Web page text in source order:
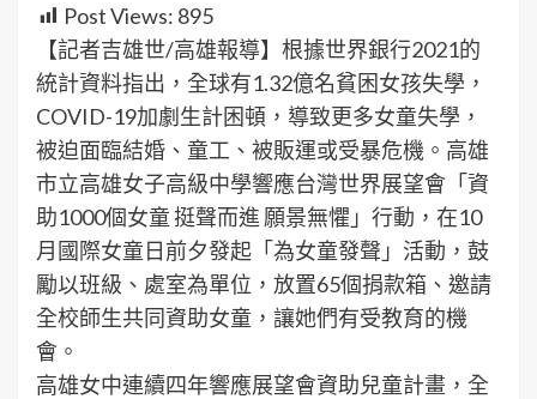
Post Views: 895
【記者吉雄世/高雄報導】根據世界銀行2021的
統計資料指出，全球有1.32億名貧困女孩失學，
COVID-19加劇生計困頓，導致更多女童失學，
被迫面臨結婚、童工、被販運或受暴危機。高雄
市立高雄女子高級中學響應台灣世界展望會「資
助1000個女童 挺聲而進 願景無懼」行動，在10
月國際女童日前夕發起「為女童發聲」活動，鼓
勵以班級、處室為單位，放置65個捐款箱、邀請
全校師生共同資助女童，讓她們有受教育的機
會。
高雄女中連續四年響應展望會資助兒童計畫，全